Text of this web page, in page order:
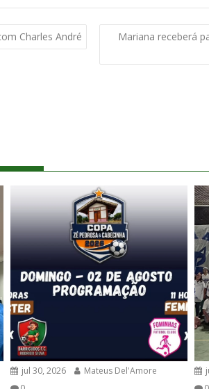
Charles André
Mariana receberá
jul 30, 2026
Mateus Del'Amore